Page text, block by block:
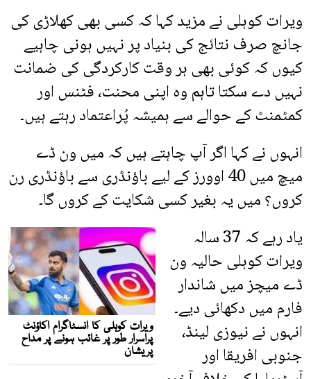
ویرات کوہلی نے مزید کہا کہ کسی بھی کھلاڑی کی
جانچ صرف نتائج کی بنیاد پر نہیں ہونی چاہیے
کیوں کہ کوئی بھی ہر وقت کارکردگی کی ضمانت
نہیں دے سکتا تاہم وہ اپنی محنت، فٹنس اور
کمٹمنٹ کے حوالے سے ہمیشہ پُراعتماد رہتے ہیں۔
انہوں نے کہا اگر آپ چاہتے ہیں کہ میں ون ڈے
میچ میں 40 اوورز کے لیے باؤنڈری سے باؤنڈری رن
کروں؟ میں یہ بغیر کسی شکایت کے کروں گا۔
یاد رہے کہ 37 سالہ
ویرات کوہلی حالیہ ون
ڈے میچز میں شاندار
فارم میں دکھائی دیے۔
انہوں نے نیوزی لینڈ،
جنوبی افریقا اور